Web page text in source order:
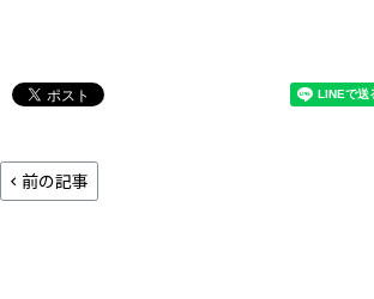
前の記事